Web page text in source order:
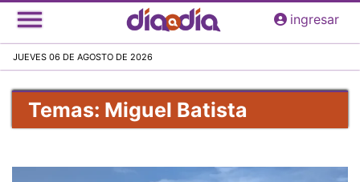
Pasar
al
principal
ingresar
JUEVES 06 DE AGOSTO DE 2026
Temas: Miguel Batista